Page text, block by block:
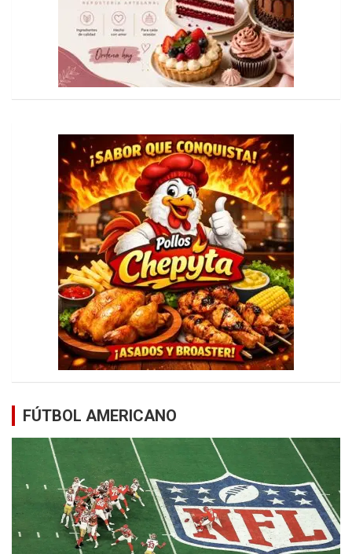
FÚTBOL AMERICANO